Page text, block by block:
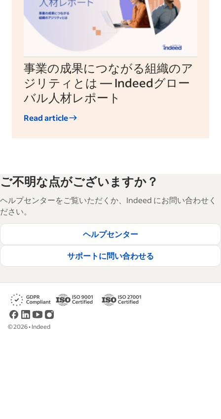
事業の成果につながる組織のア
ジリティとは — Indeedグロー
バル人材レポート
Read article
ご不明な点がございますか？
ヘルプセンターをご覧いただくか、Indeed にお問い合わせく
ださい。
ヘルプセンター
サポートに問い合わせる
©2026• Indeed